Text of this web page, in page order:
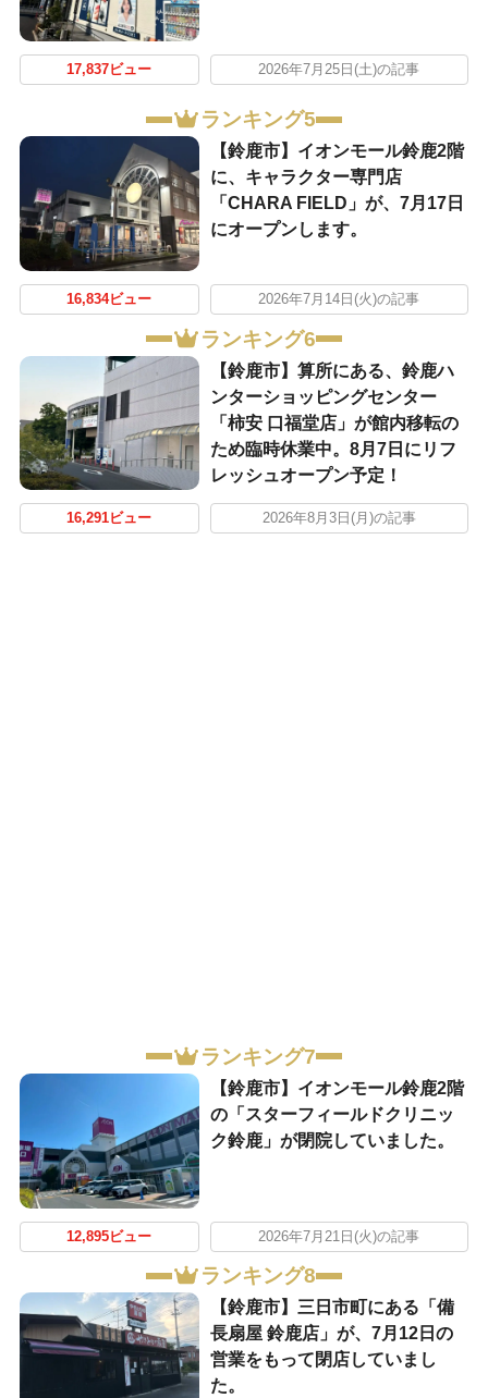
17,837ビュー 2026年7月25日(土)の記事
ランキング5
【鈴鹿市】イオンモール鈴鹿2階
に、キャラクター専門店
「CHARA FIELD」が、7月17日
にオープンします。
16,834ビュー 2026年7月14日(火)の記事
ランキング6
【鈴鹿市】算所にある、鈴鹿ハ
ンターショッピングセンター
「柿安 口福堂店」が館内移転の
ため臨時休業中。8月7日にリフ
レッシュオープン予定！
16,291ビュー 2026年8月3日(月)の記事
ランキング7
【鈴鹿市】イオンモール鈴鹿2階
の「スターフィールドクリニッ
ク鈴鹿」が閉院していました。
12,895ビュー 2026年7月21日(火)の記事
ランキング8
【鈴鹿市】三日市町にある「備
長扇屋 鈴鹿店」が、7月12日の
営業をもって閉店していまし
た。